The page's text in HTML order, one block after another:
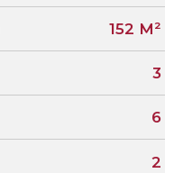
152 M²
3
6
2